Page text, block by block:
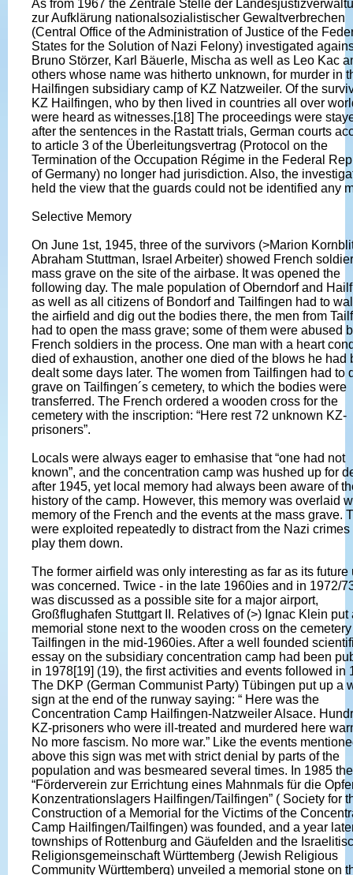
As from 1967 the Zentrale Stelle der
zur Aufklärung nationalsozialistischer Gewaltverbrechen
(Central Office of the Administration of Justice of the
States for the Solution of Nazi Felony) investigated
Bruno Störzer, Karl Bäuerle, Mischa as well as Leo Kac
others whose name was hitherto unknown, for murder in
Hailfingen subsidiary camp of KZ Natzweiler. Of the
KZ Hailfingen, who by then lived in countries all over
were heard as witnesses.[18] The proceedings were
after the sentences in the Rastatt trials, German courts
to article 3 of the Überleitungsvertrag (Protocol on the
Termination of the Occupation Régime in the Federal
of Germany) no longer had jurisdiction. Also, the
held the view that the guards could not be identified any
Selective Memory
On June 1st, 1945, three of the survivors (>Marion
Abraham Stuttman, Israel Arbeiter) showed French
mass grave on the site of the airbase. It was opened the
following day. The male population of Oberndorf and
as well as all citizens of Bondorf and Tailfingen had to
the airfield and dig out the bodies there, the men from
had to open the mass grave; some of them were abused
French soldiers in the process. One man with a heart
died of exhaustion, another one died of the blows he had
dealt some days later. The women from Tailfingen had to
grave on Tailfingen´s cemetery, to which the bodies were
transferred. The French ordered a wooden cross for the
cemetery with the inscription: “Here rest 72 unknown KZ-
prisoners”.
Locals were always eager to emhasise that “one had not
known”, and the concentration camp was hushed up for
after 1945, yet local memory had always been aware of
history of the camp. However, this memory was overlaid
memory of the French and the events at the mass grave.
were exploited repeatedly to distract from the Nazi crimes
play them down.
The former airfield was only interesting as far as its future
was concerned. Twice - in the late 1960ies and in 1972/
was discussed as a possible site for a major airport,
Großflughafen Stuttgart II. Relatives of (>) Ignac Klein put
memorial stone next to the wooden cross on the
Tailfingen in the mid-1960ies. After a well founded
essay on the subsidiary concentration camp had been
in 1978[19] (19), the first activities and events followed in
The DKP (German Communist Party) Tübingen put up a
sign at the end of the runway saying: “ Here was the
Concentration Camp Hailfingen-Natzweiler Alsace.
KZ-prisoners who were ill-treated and murdered here
No more fascism. No more war.” Like the events
above this sign was met with strict denial by parts of the
population and was besmeared several times. In 1985 the
“Förderverein zur Errichtung eines Mahnmals für die
Konzentrationslagers Hailfingen/Tailfingen” ( Society for
Construction of a Memorial for the Victims of the
Camp Hailfingen/Tailfingen) was founded, and a year
townships of Rottenburg and Gäufelden and the
Religionsgemeinschaft Württemberg (Jewish Religious
Community Württemberg) unveiled a memorial stone on